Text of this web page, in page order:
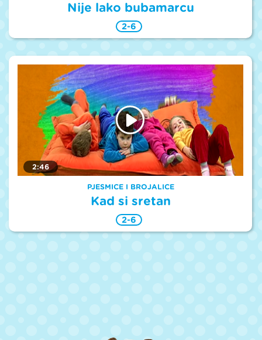
Nije lako bubamarcu
2-6
2:46
PJESMICE I BROJALICE
Kad si sretan
2-6